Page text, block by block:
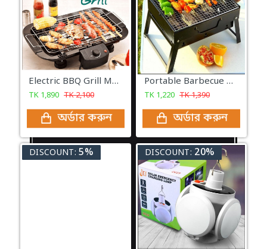
Electric BBQ Grill Machine - Black
TK 1,890 TK2,100
অর্ডার করুন
Portable Barbecue Machine BBQ - Black
TK 1,220 TK1,390
অর্ডার করুন
DISCOUNT: 5% DISCOUNT: 20%